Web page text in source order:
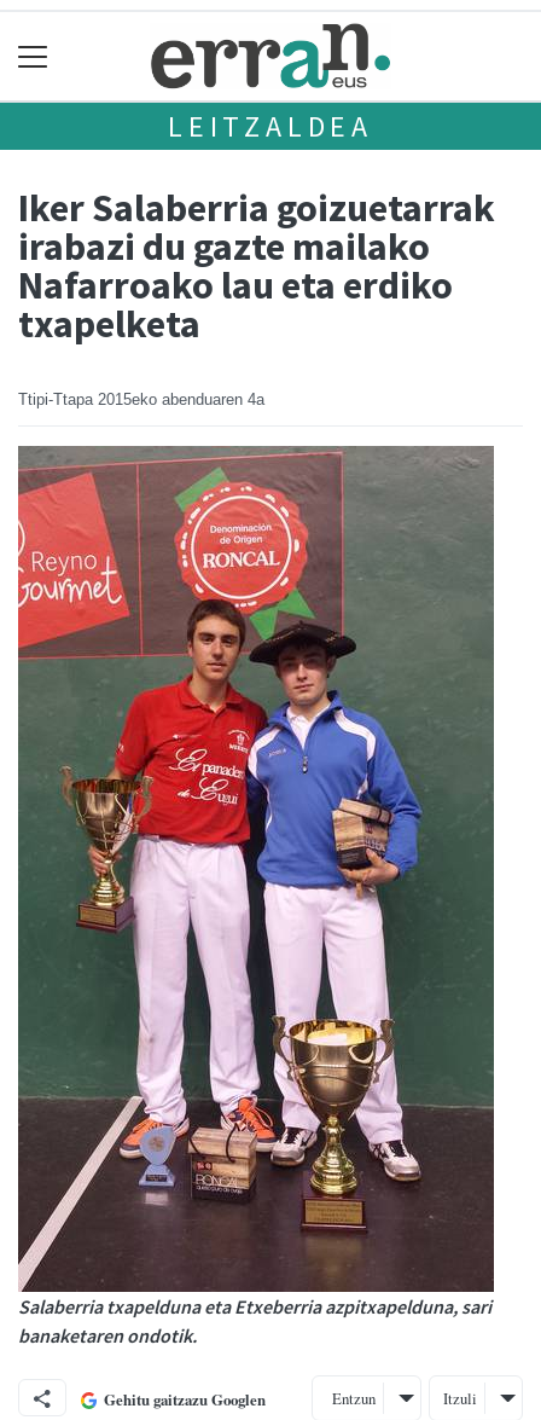
LEITZALDEA
Iker Salaberria goizuetarrak
irabazi du gazte mailako
Nafarroako lau eta erdiko
txapelketa
Ttipi-Ttapa 2015eko abenduaren 4a
Salaberria txapelduna eta Etxeberria azpitxapelduna, sari
banaketaren ondotik.
Gehitu gaitzazu Googlen Entzun Itzuli